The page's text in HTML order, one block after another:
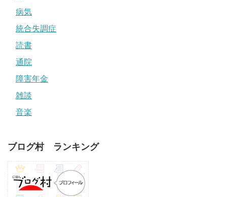
病気
統合失調症
読書
通院
障害年金
雑談
音楽
ブログ村 ランキング